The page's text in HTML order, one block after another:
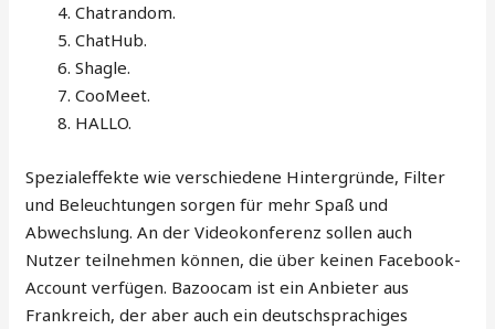
Chatrandom.
ChatHub.
Shagle.
CooMeet.
HALLO.
Spezialeffekte wie verschiedene Hintergründe, Filter
und Beleuchtungen sorgen für mehr Spaß und
Abwechslung. An der Videokonferenz sollen auch
Nutzer teilnehmen können, die über keinen Facebook-
Account verfügen. Bazoocam ist ein Anbieter aus
Frankreich, der aber auch ein deutschsprachiges